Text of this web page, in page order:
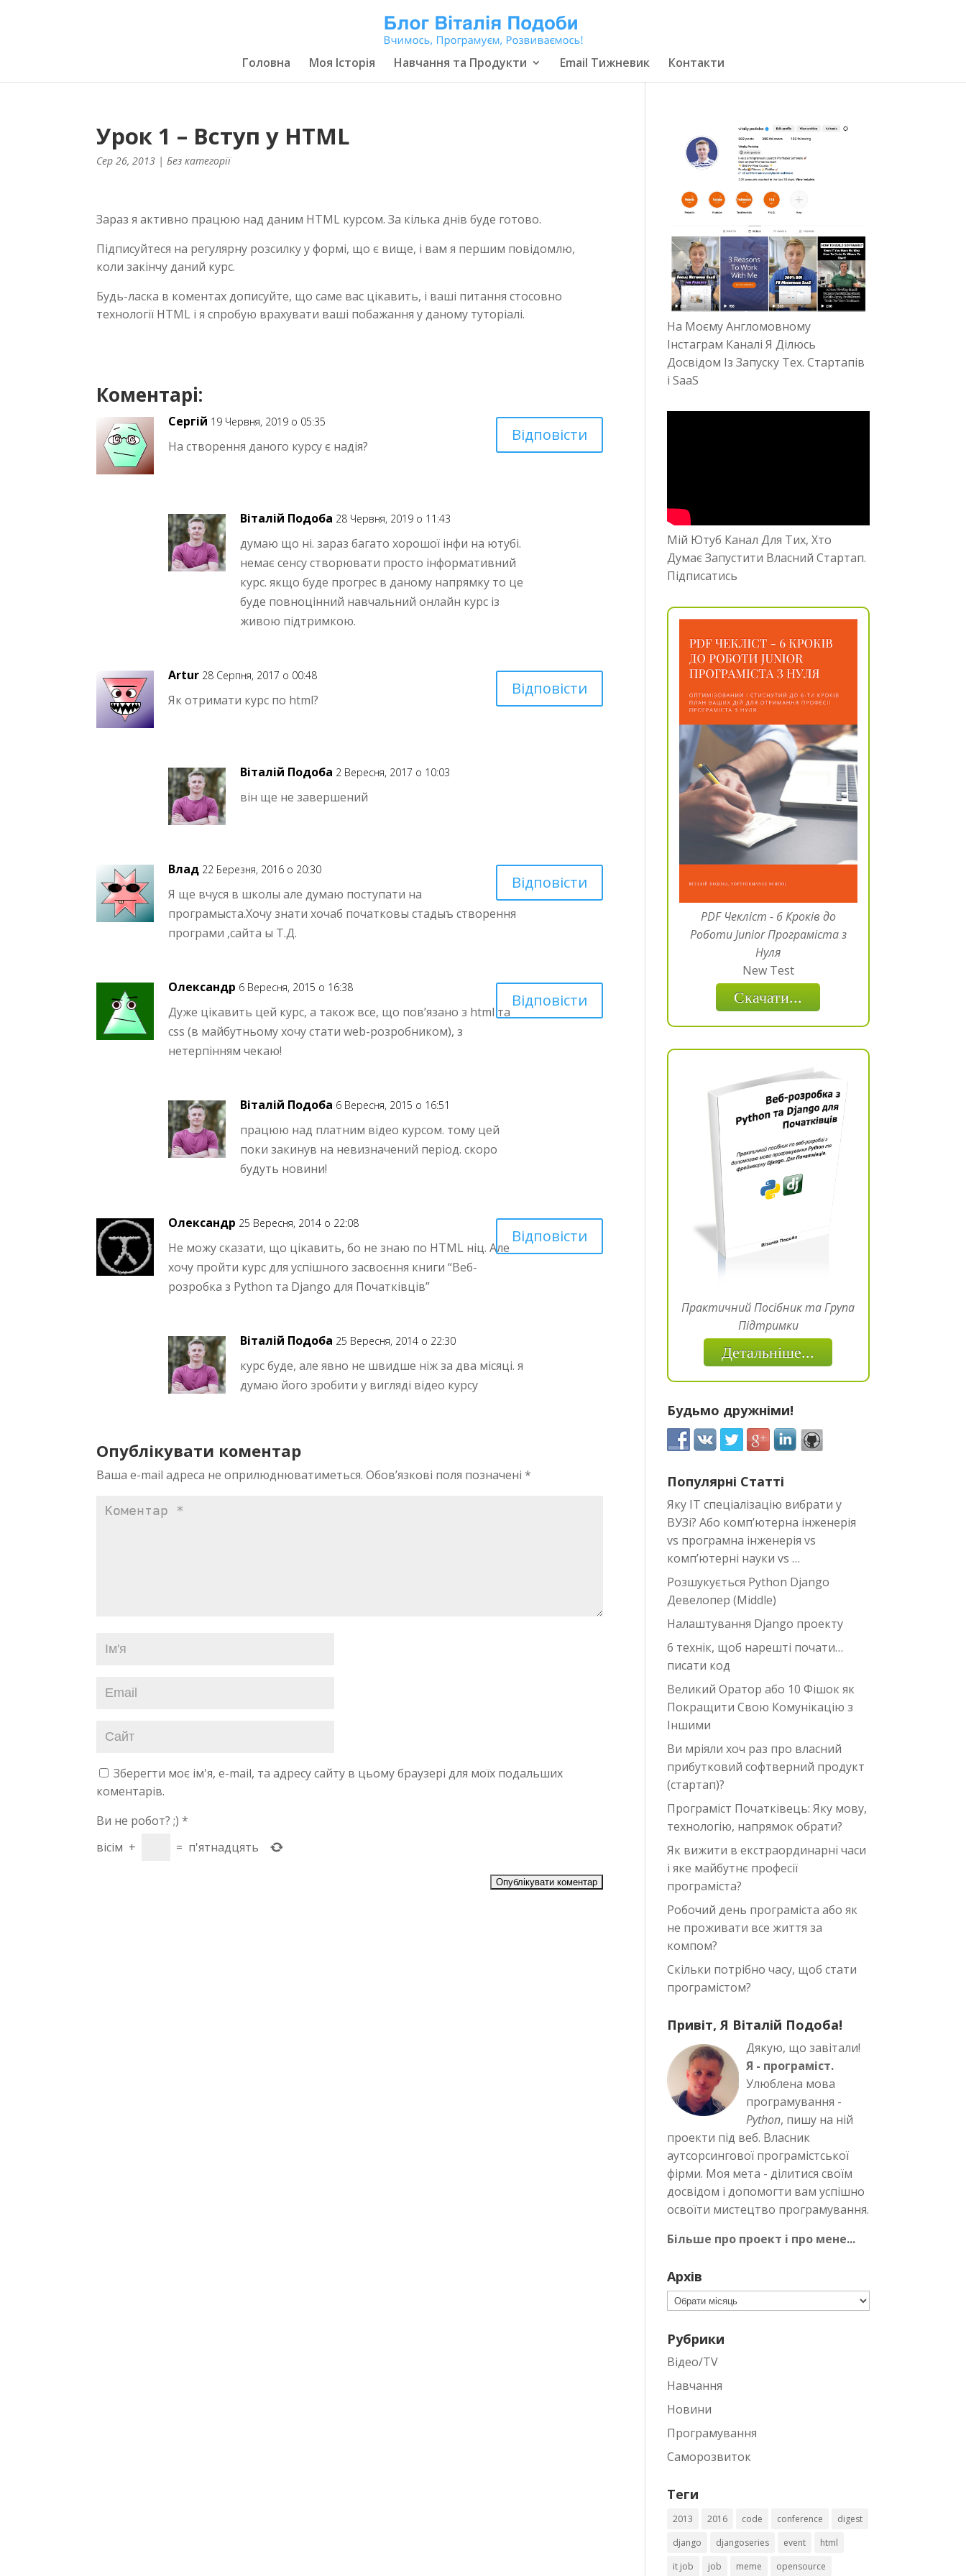
Головна Моя Історія Навчання та Продукти Email Тижневик Контакти
Урок 1 – Вступ у HTML
Сер 26, 2013 | Без категорії
Зараз я активно працюю над даним HTML курсом. За кілька днів буде готово.
Підписуйтеся на регулярну розсилку у формі, що є вище, і вам я першим повідомлю,
коли закінчу даний курс.
Будь-ласка в коментах дописуйте, що саме вас цікавить, і ваші питання стосовно
технології HTML і я спробую врахувати ваші побажання у даному туторіалі.
Коментарі:
Сергій 19 Червня, 2019 о 05:35
На створення даного курсу є надія?
Відповісти
Віталій Подоба 28 Червня, 2019 о 11:43
думаю що ні. зараз багато хорошої інфи на ютубі.
немає сенсу створювати просто інформативний
курс. якщо буде прогрес в даному напрямку то це
буде повноцінний навчальний онлайн курс із
живою підтримкою.
Artur 28 Серпня, 2017 о 00:48
Як отримати курс по html?
Відповісти
Віталій Подоба 2 Вересня, 2017 о 10:03
він ще не завершений
Влад 22 Березня, 2016 о 20:30
Я ще вчуся в школы але думаю поступати на
програмыста.Хочу знати хочаб початковы стадыъ створення
програми ,сайта ы Т.Д.
Відповісти
Олександр 6 Вересня, 2015 о 16:38
Дуже цікавить цей курс, а також все, що пов’язано з html та
css (в майбутньому хочу стати web-розробником), з
нетерпінням чекаю!
Відповісти
Віталій Подоба 6 Вересня, 2015 о 16:51
працюю над платним відео курсом. тому цей
поки закинув на невизначений період. скоро
будуть новини!
Олександр 25 Вересня, 2014 о 22:08
Не можу сказати, що цікавить, бо не знаю по HTML ніц. Але
хочу пройти курс для успішного засвоєння книги “Веб-
розробка з Python та Django для Початківців”
Відповісти
Віталій Подоба 25 Вересня, 2014 о 22:30
курс буде, але явно не швидше ніж за два місяці. я
думаю його зробити у вигляді відео курсу
Опублікувати коментар
Ваша e-mail адреса не оприлюднюватиметься. Обов’язкові поля позначені*
Зберегти моє ім'я, e-mail, та адресу сайту в цьому браузері для моїх подальших
коментарів.
Ви не робот? ;) *
вісім + = п'ятнадцять
На Моєму Англомовному
Інстаграм Каналі Я Ділюсь
Досвідом Із Запуску Тех. Стартапів
і SaaS
Мій Ютуб Канал Для Тих, Хто
Думає Запустити Власний Стартап.
Підписатись
PDF Чекліст - 6 Кроків до
Роботи Junior Програміста з
Нуля
New Test
Скачати...
Практичний Посібник та Група
Підтримки
Детальніше...
Будьмо дружніми!
Популярні Статті
Яку IT спеціалізацію вибрати у
ВУЗі? Або комп’ютерна інженерія
vs програмна інженерія vs
комп’ютерні науки vs …
Розшукується Python Django
Девелопер (Middle)
Налаштування Django проекту
6 технік, щоб нарешті почати…
писати код
Великий Оратор або 10 Фішок як
Покращити Свою Комунікацію з
Іншими
Ви мріяли хоч раз про власний
прибутковий софтверний продукт
(стартап)?
Програміст Початківець: Яку мову,
технологію, напрямок обрати?
Як вижити в екстраординарні часи
i яке майбутнє професії
програміста?
Робочий день програміста або як
не проживати все життя за
компом?
Скільки потрібно часу, щоб стати
програмістом?
Привіт, Я Віталій Подоба!
Дякую, що завітали!
Я - програміст.
Улюблена мова
програмування -
Python, пишу на ній
проекти під веб. Власник
аутсорсингової програмістської
фірми. Моя мета - ділитися своїм
досвідом і допомогти вам успішно
освоїти мистецтво програмування.
Більше про проект і про мене...
Архів
Архів
Рубрики
Відео/TV
Навчання
Новини
Програмування
Саморозвиток
Теги
2013 2016 code conference
digest
django
djangoseries event
html
it job
job meme opensource